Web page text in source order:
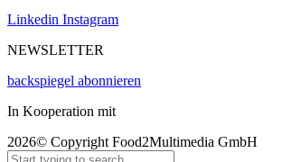
Linkedin Instagram
NEWSLETTER
backspiegel abonnieren
In Kooperation mit
2026© Copyright Food2Multimedia GmbH